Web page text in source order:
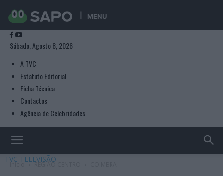
MENU
Sábado, Agosto 8, 2026
A TVC
Estatuto Editorial
Ficha Técnica
Contactos
Agência de Celebridades
TVC TELEVISÃO
Início REGIÃO CENTRO